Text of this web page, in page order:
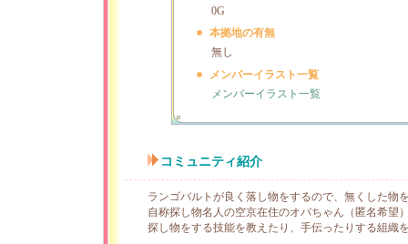
0G
本拠地の有無
無し
メンバーイラスト一覧
メンバーイラスト一覧
コミュニティ紹介
ランゴバルトが良く落し物をするので、無くした物
自称探し物名人の空京在住のオバちゃん（匿名希望
探し物をする技能を教えたり、手伝ったりする組織